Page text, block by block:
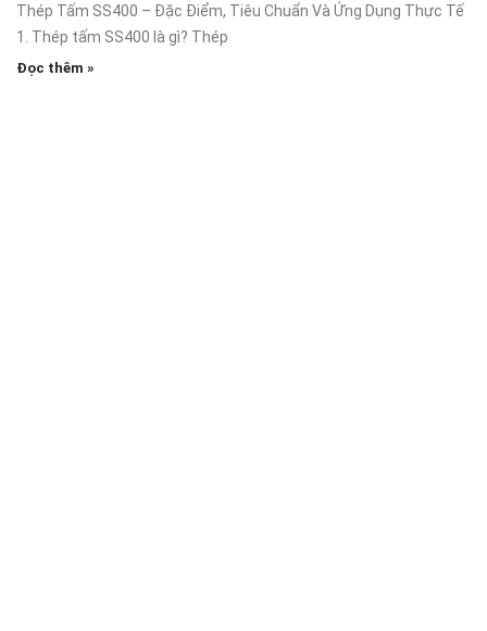
Thép Tấm SS400 – Đặc Điểm, Tiêu Chuẩn Và Ứng Dụng Thực Tế
1. Thép tấm SS400 là gì? Thép
Đọc thêm »